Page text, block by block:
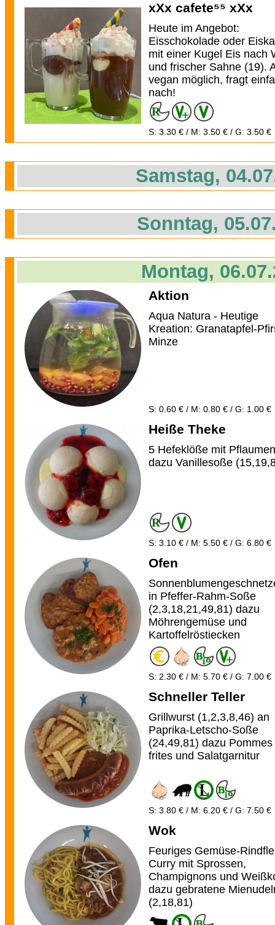
xXx cafete⁵⁵ xXx
Heute im Angebot:
Eisschokolade oder
mit einer Kugel Eis nach
und frischer Sahne (19).
vegan möglich, fragt
nach!
S: 3.30 € / M: 3.50 € / G: 3.50 €
Samstag,
Sonntag,
Montag,
Aktion
Aqua Natura - Heutige
Kreation: Granatapfel-
Minze
S: 0.60 € / M: 0.80 € / G: 1.00 €
Heiße Theke
5 Hefeklöße mit
dazu Vanillesoße
S: 3.10 € / M: 5.50 € / G: 6.80 €
Ofen
in Pfeffer-Rahm-Soße
(2,3,18,21,49,81) dazu
Möhrengemüse und
Kartoffelröstiecken
S: 2.30 € / M: 5.70 € / G: 7.00 €
Schneller Teller
Grillwurst (1,2,3,8,46) an
Paprika-Letscho-Soße
(24,49,81) dazu Pommes
frites und Salatgarnitur
S: 3.80 € / M: 6.20 € / G: 7.50 €
Wok
Feuriges Gemüse-
Curry mit Sprossen,
Champignons und
dazu gebratene
(2,18,81)